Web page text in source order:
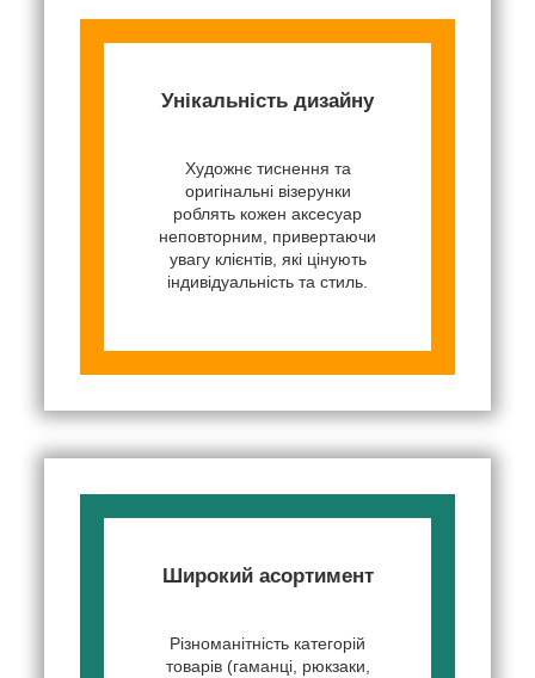
Унікальність дизайну
Художнє тиснення та
оригінальні візерунки
роблять кожен аксесуар
неповторним, привертаючи
увагу клієнтів, які цінують
індивідуальність та стиль.
Широкий асортимент
Різноманітність категорій
товарів (гаманці, рюкзаки,